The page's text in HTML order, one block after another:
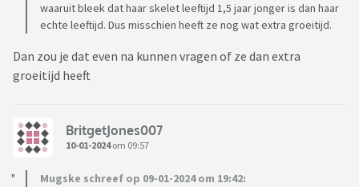
waaruit bleek dat haar skelet leeftijd 1,5 jaar jonger is dan haar
echte leeftijd. Dus misschien heeft ze nog wat extra groeitijd.
Dan zou je dat even na kunnen vragen of ze dan extra
groeitijd heeft
BritgetJones007
10-01-2024om 09:57
Mugske schreef op 09-01-2024 om 19:42: